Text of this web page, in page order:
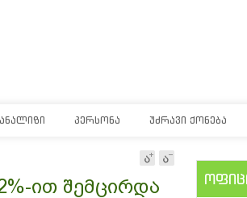
ᲐᲜᲐᲚᲘᲖᲘ ᲞᲔᲠᲡᲝᲜᲐ ᲣᲫᲠᲐᲕᲘ ᲥᲝᲜᲔᲑᲐ
ით შემცირდა